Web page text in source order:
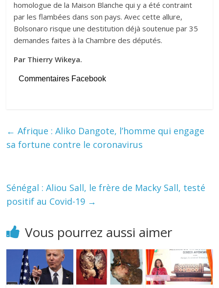
homologue de la Maison Blanche qui y a été contraint
par les flambées dans son pays. Avec cette allure,
Bolsonaro risque une destitution déjà soutenue par 35
demandes faites à la Chambre des députés.
Par Thierry Wikeya.
Commentaires Facebook
← Afrique : Aliko Dangote, l’homme qui engage
sa fortune contre le coronavirus
Sénégal : Aliou Sall, le frère de Macky Sall, testé
positif au Covid-19 →
Vous pourrez aussi aimer